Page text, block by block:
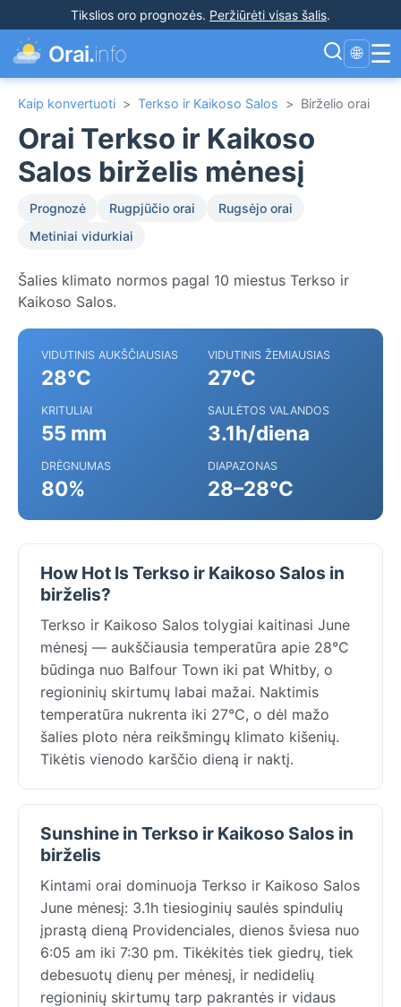
Tikslios oro prognozės. Peržiūrėti visas šalis.
Orai.info 🌐 ☰
Kaip konvertuoti > Terkso ir Kaikoso Salos > Birželio orai
Orai Terkso ir Kaikoso
Salos birželis mėnesį
Prognozė Rugpjūčio orai
Rugsėjo orai
Metiniai vidurkiai
Šalies klimato normos pagal 10 miestus Terkso ir
Kaikoso Salos.
VIDUTINIS AUKŠČIAUSIAS
28°C
VIDUTINIS ŽEMIAUSIAS
27°C
KRITULIAI
55 mm
SAULĖTOS VALANDOS
3.1h/diena
DRĖGNUMAS
80%
DIAPAZONAS
28–28°C
How Hot Is Terkso ir Kaikoso Salos in
birželis?
Terkso ir Kaikoso Salos tolygiai kaitinasi June
mėnesį — aukščiausia temperatūra apie 28°C
būdinga nuo Balfour Town iki pat Whitby, o
regioninių skirtumų labai mažai. Naktimis
temperatūra nukrenta iki 27°C, o dėl mažo
šalies ploto nėra reikšmingų klimato kišenių.
Tikėtis vienodo karščio dieną ir naktį.
Sunshine in Terkso ir Kaikoso Salos in
birželis
Kintami orai dominuoja Terkso ir Kaikoso Salos
June mėnesį: 3.1h tiesioginių saulės spindulių
įprastą dieną Providenciales, dienos šviesa nuo
6:05 am iki 7:30 pm. Tikėkitės tiek giedrų, tiek
debesuotų dienų per mėnesį, ir nedidelių
regioninių skirtumų tarp pakrantės ir vidaus